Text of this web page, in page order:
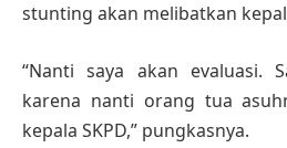
stunting akan melibatkan
“Nanti saya akan evaluasi.
karena nanti orang tua
kepala SKPD,” pungkasnya.